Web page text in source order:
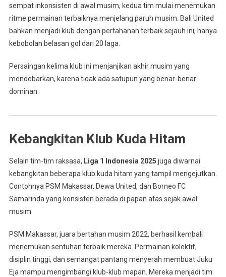
sempat inkonsisten di awal musim, kedua tim mulai menemukan
ritme permainan terbaiknya menjelang paruh musim. Bali United
bahkan menjadi klub dengan pertahanan terbaik sejauh ini, hanya
kebobolan belasan gol dari 20 laga.
Persaingan kelima klub ini menjanjikan akhir musim yang
mendebarkan, karena tidak ada satupun yang benar-benar
dominan.
Kebangkitan Klub Kuda Hitam
Selain tim-tim raksasa, Liga 1 Indonesia 2025 juga diwarnai
kebangkitan beberapa klub kuda hitam yang tampil mengejutkan.
Contohnya PSM Makassar, Dewa United, dan Borneo FC
Samarinda yang konsisten berada di papan atas sejak awal
musim.
PSM Makassar, juara bertahan musim 2022, berhasil kembali
menemukan sentuhan terbaik mereka. Permainan kolektif,
disiplin tinggi, dan semangat pantang menyerah membuat Juku
Eja mampu mengimbangi klub-klub mapan. Mereka menjadi tim